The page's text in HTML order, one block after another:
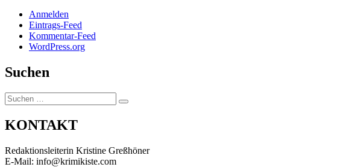
Anmelden
Eintrags-Feed
Kommentar-Feed
WordPress.org
Suchen
Suchen
nach:
Suchen
KONTAKT
Redaktionsleiterin Kristine Greßhöner
E-Mail: info@krimikiste.com